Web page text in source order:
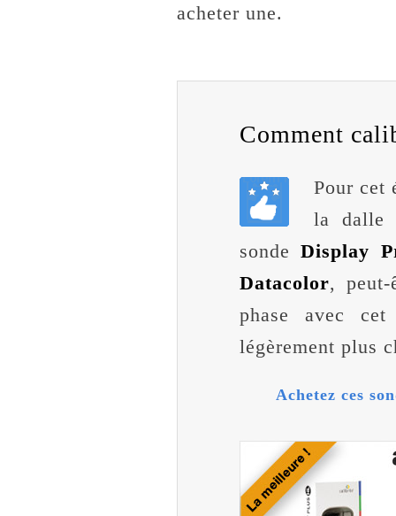
acheter une.
Comment
Pour cet
la dalle
sondeDisplay
Datacolor, peut-
phase avec
légèrement plus
Achetez ces